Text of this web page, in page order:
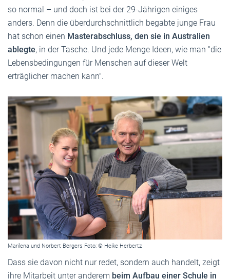
so normal – und doch ist bei der 29-Jährigen einiges
anders. Denn die überdurchschnittlich begabte junge Frau
hat schon einen Masterabschluss, den sie in Australien
ablegte, in der Tasche. Und jede Menge Ideen, wie man "die
Lebensbedingungen für Menschen auf dieser Welt
erträglicher machen kann".
Marilena und Norbert Bergers Foto: © Heike Herbertz
Dass sie davon nicht nur redet, sondern auch handelt, zeigt
ihre Mitarbeit unter anderem beim Aufbau einer Schule in